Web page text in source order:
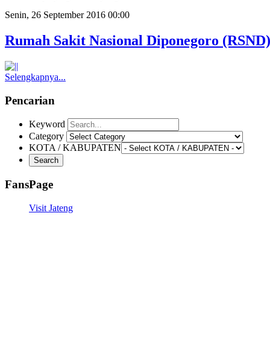
Senin, 26 September 2016 00:00
Rumah Sakit Nasional Diponegoro
Selengkapnya...
Pencarian
Keyword
Category
KOTA / KABUPATEN
FansPage
Visit Jateng